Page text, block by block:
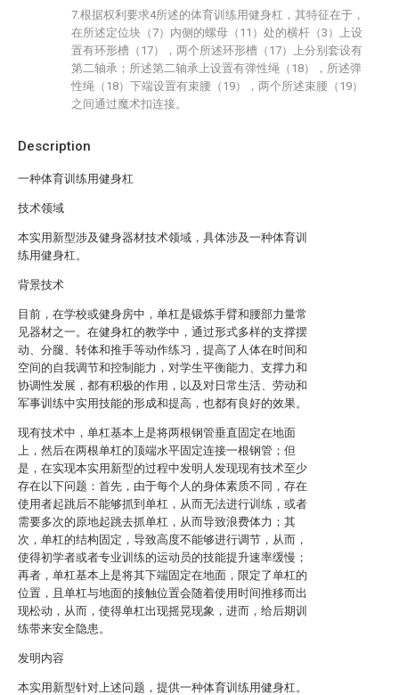
Description
一种体育训练用健身杠
技术领域
本实用新型涉及健身器材技术领域，具体涉及一种体育训
练用健身杠。
背景技术
目前，在学校或健身房中，单杠是锻炼手臂和腰部力量常
见器材之一。在健身杠的教学中，通过形式多样的支撑摆
动、分腿、转体和推手等动作练习，提高了人体在时间和
空间的自我调节和控制能力，对学生平衡能力、支撑力和
协调性发展，都有积极的作用，以及对日常生活、劳动和
军事训练中实用技能的形成和提高，也都有良好的效果。
现有技术中，单杠基本上是将两根钢管垂直固定在地面
上，然后在两根单杠的顶端水平固定连接一根钢管；但
是，在实现本实用新型的过程中发明人发现现有技术至少
存在以下问题：首先，由于每个人的身体素质不同，存在
使用者起跳后不能够抓到单杠，从而无法进行训练，或者
需要多次的原地起跳去抓单杠，从而导致浪费体力；其
次，单杠的结构固定，导致高度不能够进行调节，从而，
使得初学者或者专业训练的运动员的技能提升速率缓慢；
再者，单杠基本上是将其下端固定在地面，限定了单杠的
位置，且单杠与地面的接触位置会随着使用时间推移而出
现松动，从而，使得单杠出现摇晃现象，进而，给后期训
练带来安全隐患。
发明内容
本实用新型针对上述问题，提供一种体育训练用健身杠。
7.根据权利要求4所述的体育训练用健身杠，其特征在于，
在所述定位块（7）内侧的螺母（11）处的横杆（3）上设
置有环形槽（17），两个所述环形槽（17）上分别套设有
第二轴承；所述第二轴承上设置有弹性绳（18），所述弹
性绳（18）下端设置有束腰（19），两个所述束腰（19）
之间通过魔术扣连接。